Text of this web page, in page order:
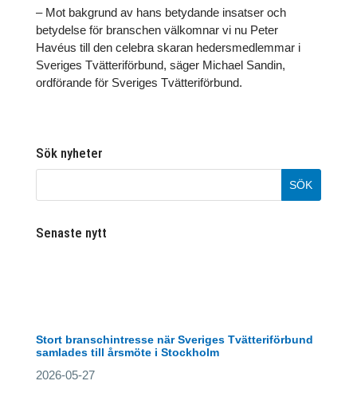
– Mot bakgrund av hans betydande insatser och
betydelse för branschen välkomnar vi nu Peter
Havéus till den celebra skaran hedersmedlemmar i
Sveriges Tvätteriförbund, säger Michael Sandin,
ordförande för Sveriges Tvätteriförbund.
Sök nyheter
Senaste nytt
Stort branschintresse när Sveriges Tvätteriförbund
samlades till årsmöte i Stockholm
2026-05-27